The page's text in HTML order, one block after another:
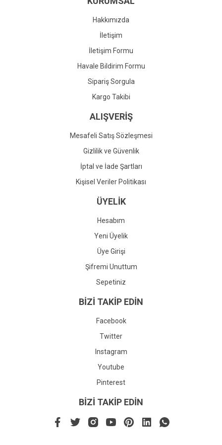
Gönder
Hakkımızda
İletişim
İletişim Formu
Havale Bildirim Formu
Sipariş Sorgula
Kargo Takibi
ALIŞVERİŞ
Mesafeli Satış Sözleşmesi
Gizlilik ve Güvenlik
İptal ve İade Şartları
Kişisel Veriler Politikası
ÜYELİK
Hesabım
Yeni Üyelik
Üye Girişi
Şifremi Unuttum
Sepetiniz
BİZİ TAKİP EDİN
Facebook
Twitter
Instagram
Youtube
Pinterest
BİZİ TAKİP EDİN